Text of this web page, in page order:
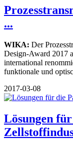
...
WIKA: Der
Design-Award 2017
international
funktionale und
2017-03-08
Lösungen